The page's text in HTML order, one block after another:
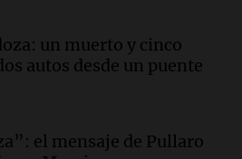
Jorge Messi
los 25 años, lucha
un muerto y cinco
autos desde un puente
el mensaje de Pullaro